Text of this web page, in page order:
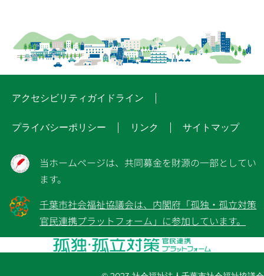
アクセシビリティガイドライン
プライバシーポリシー リンク サイトマップ
当ホームページは、共同募金を財源の一部としてい
ます。
千葉市社会福祉協議会は、内閣府「孤独・孤立対策
官民連携プラットフォーム」に参加しています。